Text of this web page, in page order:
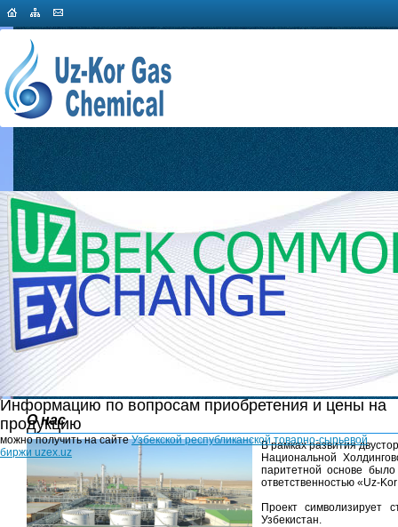
Информацию по вопросам приобретения и цены на
продукцию
можно получить на сайтеУзбекской республиканской товарно-сырьевой
биржи uzex.uz
О нас
В рамках развития
Национальной
паритетной основе
ответственностью «Uz-
Проект символизирует
Узбекистан.